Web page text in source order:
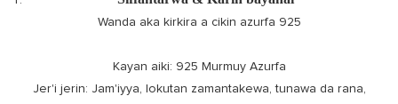
Wanda aka kirkira a cikin azurfa 925
Kayan aiki: 925 Murmuy Azurfa
Jer'i jerin: Jam'iyya, lokutan zamantakewa, tunawa da rana,